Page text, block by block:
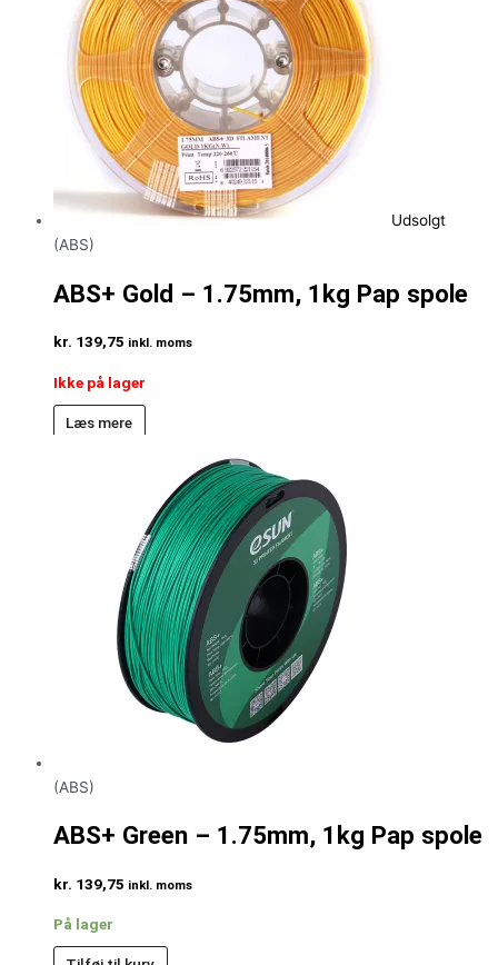
Udsolgt
(ABS)
ABS+ Gold – 1.75mm, 1kg Pap spole
kr. 139,75 inkl. moms
Ikke på lager
Læs mere
(ABS)
ABS+ Green – 1.75mm, 1kg Pap spole
kr. 139,75 inkl. moms
På lager